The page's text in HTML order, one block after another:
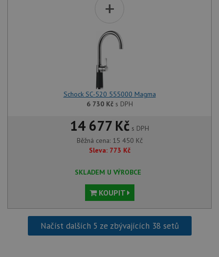
+
Schock SC-520 555000 Magma
6 730 Kčs DPH
14 677 Kč s DPH
Běžná cena: 15 450 Kč
Sleva: 773 Kč
SKLADEM U VÝROBCE
KOUPIT
Načíst dalších 5 ze zbývajících 38 setů